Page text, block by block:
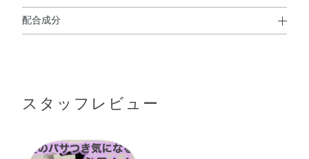
使用方法
配合成分
ルガニアスピノサ核油・ヒアルロン酸ヒドロキシプロピル
イソプロパノール・エタノール・クエン酸・コレステロー
スタッフレビュー